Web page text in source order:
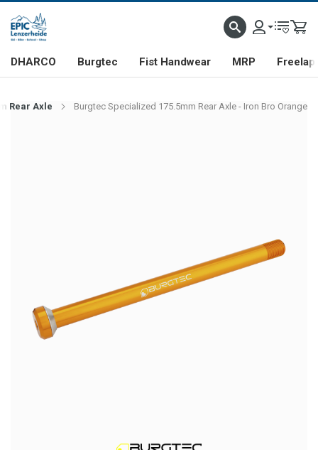
DHARCO Burgtec Fist Handwear MRP Freelap
Rear Axle Burgtec Specialized 175.5mm Rear Axle - Iron Bro Orange